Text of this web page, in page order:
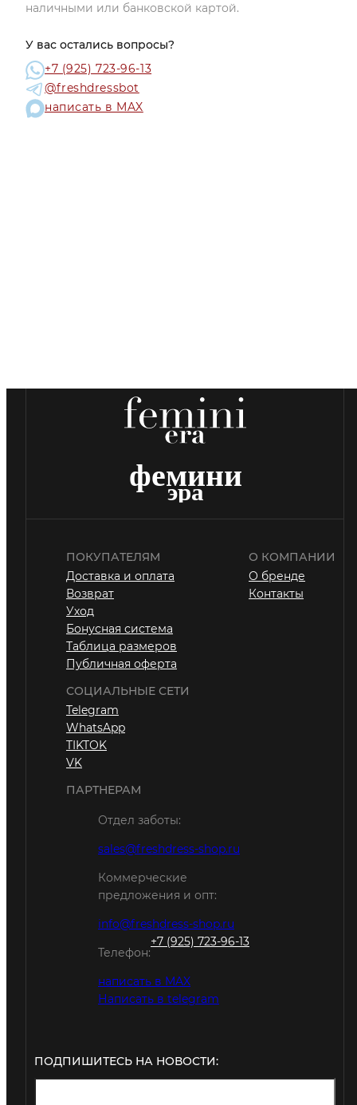
наличными или банковской картой.
У вас остались вопросы?
+7 (925) 723-96-13
@freshdressbot
написать в MAX
ПОКУПАТЕЛЯМ
Доставка и оплата
Возврат
Уход
Бонусная система
Таблица размеров
Публичная оферта
О КОМПАНИИ
О бренде
Контакты
СОЦИАЛЬНЫЕ СЕТИ
Telegram
WhatsApp
TIKTOK
VK
ПАРТНЕРАМ
Отдел заботы:
sales@freshdress-shop.ru
Коммерческие
предложения и опт:
info@freshdress-shop.ru
Телефон:
+7 (925) 723-96-13
написать в MAX
Написать в telegram
ПОДПИШИТЕСЬ НА НОВОСТИ: